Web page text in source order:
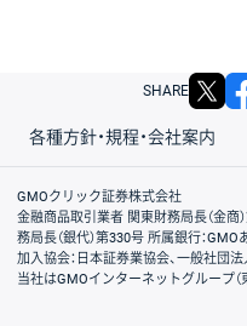
SHARE
各種方針・規程・会社案内
取引規程・約款
サイトマップ
その他のご案内
個人情報保護方針
最良執行方針
サイトのご利用について
ディスクレイマー
信託保全
リスク説明
会社案内
GMOクリック証券株式会社
金融商品取引業者 関東財務局長（金
務局長（銀代）第330号 所属銀行：
加入協会：日本証券業協会、一般社団
当社はGMOインターネットグループ（